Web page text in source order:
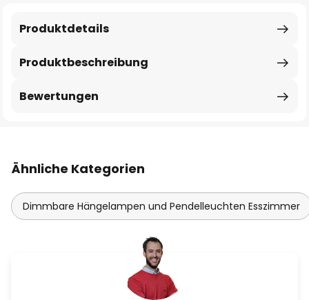
Produktbeschreibung
Produktdetails
Bewertungen
Ähnliche Kategorien
Dimmbare Hängelampen und Pendelleuchten Esszimmer